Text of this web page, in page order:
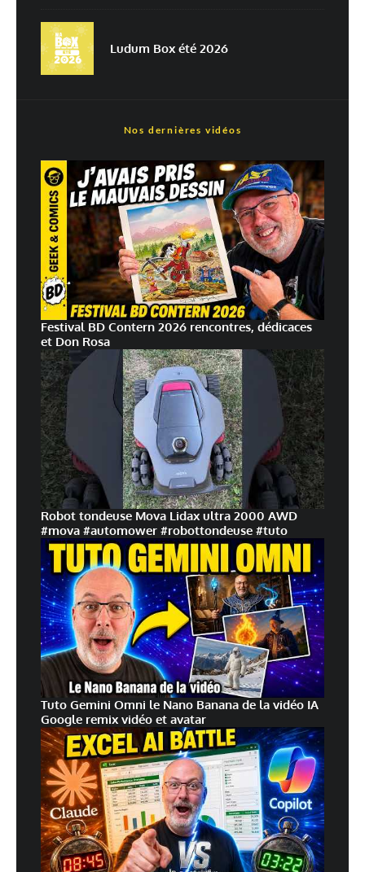
traitées
Ludum Box été 2026
Nos dernières vidéos
Festival BD Contern 2026 rencontres, dédicaces
et Don Rosa
Robot tondeuse Mova Lidax ultra 2000 AWD
#mova #automower #robottondeuse #tuto
Tuto Gemini Omni le Nano Banana de la vidéo IA
Google remix vidéo et avatar